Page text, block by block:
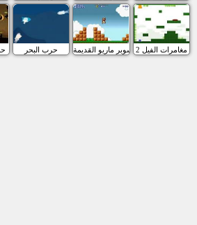
حرب البحر سوبر ماريو القديمة مغامرات الفيل 2